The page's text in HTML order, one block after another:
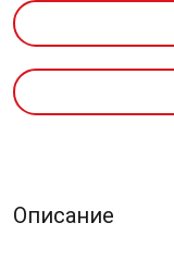
Описание